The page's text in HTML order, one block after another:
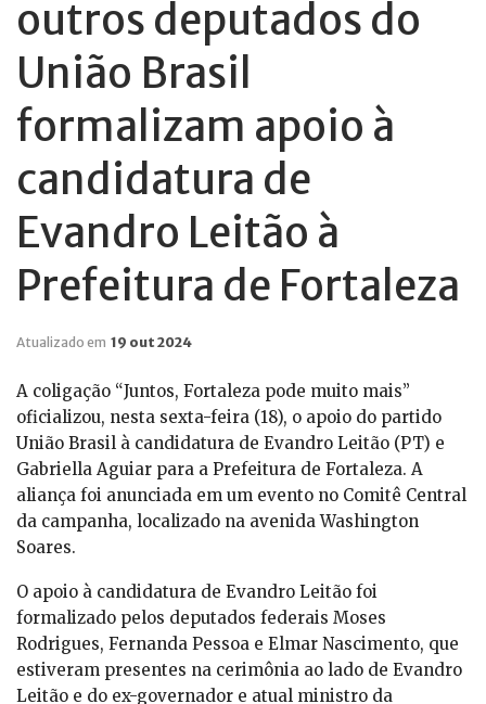
outros deputados do
União Brasil
formalizam apoio à
candidatura de
Evandro Leitão à
Prefeitura de Fortaleza
Atualizado em 19 out 2024
A coligação “Juntos, Fortaleza pode muito mais”
oficializou, nesta sexta-feira (18), o apoio do partido
União Brasil à candidatura de Evandro Leitão (PT) e
Gabriella Aguiar para a Prefeitura de Fortaleza. A
aliança foi anunciada em um evento no Comitê Central
da campanha, localizado na avenida Washington
Soares.
O apoio à candidatura de Evandro Leitão foi
formalizado pelos deputados federais Moses
Rodrigues, Fernanda Pessoa e Elmar Nascimento, que
estiveram presentes na cerimônia ao lado de Evandro
Leitão e do ex-governador e atual ministro da